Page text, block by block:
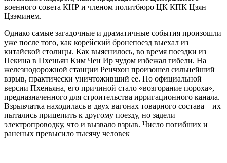
военного совета КНР и членом политбюро ЦК КПК Цзян
Цзэминем.
Однако самые загадочные и драматичные события произошли
уже после того, как корейский бронепоезд выехал из
китайской столицы. Как выяснилось, во время поездки из
Пекина в Пхеньян Ким Чен Ир чудом избежал гибели. На
железнодорожной станции Ренчхон произошел сильнейший
взрыв, практически уничтоживший ее. По официальной
версии Пхеньяна, его причиной стало «возгорание пороха»,
предназначенного для строительства ирригационного канала.
Взрывчатка находилась в двух вагонах товарного состава – их
пытались прицепить к другому поезду, но задели
электропроводку, что и вызвало взрыв. Число погибших и
раненых превысило тысячу человек